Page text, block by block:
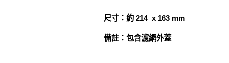
尺寸：約 214 x 163 mm
備註：包含濾網外蓋